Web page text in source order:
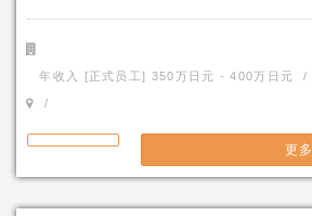
年收入 [正式员工] 350万日元 - 400万日元 /
/
更多